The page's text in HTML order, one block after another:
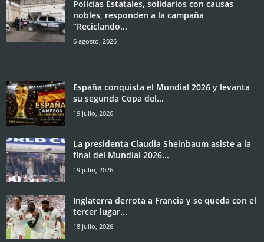
Policías Estatales, solidarios con causas
nobles, responden a la campaña
“Reciclando...
6 agosto, 2026
España conquista el Mundial 2026 y levanta
su segunda Copa del...
19 julio, 2026
La presidenta Claudia Sheinbaum asiste a la
final del Mundial 2026...
19 julio, 2026
Inglaterra derrota a Francia y se queda con el
tercer lugar...
18 julio, 2026